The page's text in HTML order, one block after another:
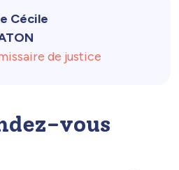
Cécile
de justice
vous